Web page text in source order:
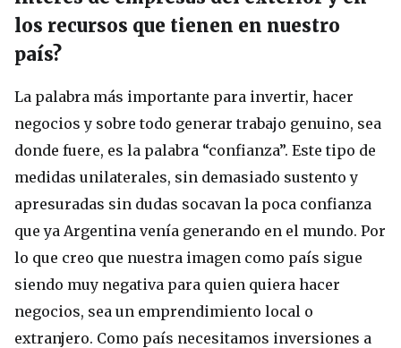
los recursos que tienen en nuestro
país?
La palabra más importante para invertir, hacer
negocios y sobre todo generar trabajo genuino, sea
donde fuere, es la palabra “confianza”. Este tipo de
medidas unilaterales, sin demasiado sustento y
apresuradas sin dudas socavan la poca confianza
que ya Argentina venía generando en el mundo. Por
lo que creo que nuestra imagen como país sigue
siendo muy negativa para quien quiera hacer
negocios, sea un emprendimiento local o
extranjero. Como país necesitamos inversiones a